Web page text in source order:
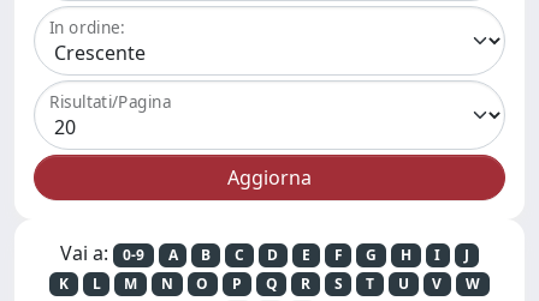
In ordine:
Risultati/Pagina
Vai a: 0-9 A B C D E F G H I
J
K
L M N O P Q R S T U V
W